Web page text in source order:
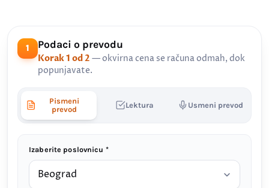
1 Podaci o prevodu
Korak 1 od 2 — okvirna cena se računa odmah, dok
popunjavate.
Pismeni
prevod
Lektura Usmeni prevod
Izaberite poslovnicu *